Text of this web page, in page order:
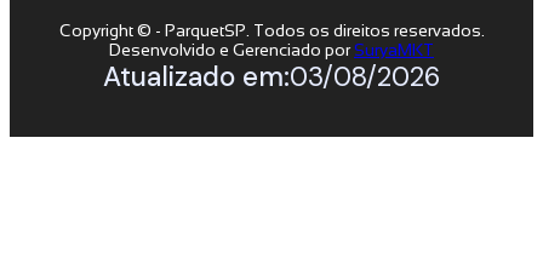
Copyright © - ParquetSP. Todos os direitos reservados.
Desenvolvido e Gerenciado porSuryaMKT
Atualizado em:03/08/2026